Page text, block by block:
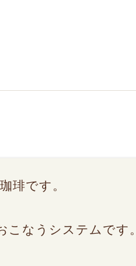
琲です。
なうシステムです。